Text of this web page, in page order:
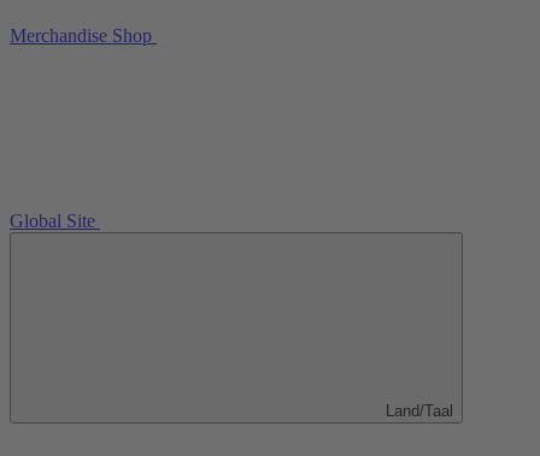
Merchandise Shop
Global Site
Land/Taal